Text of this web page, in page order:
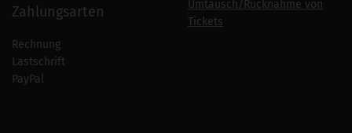
Zahlungsarten
Rechnung
Lastschrift
PayPal
Umtausch/Rücknahme von
Tickets